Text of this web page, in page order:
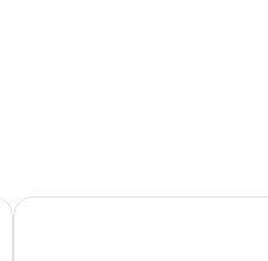
歐悅連鎖精品汽車旅館 - 新營館